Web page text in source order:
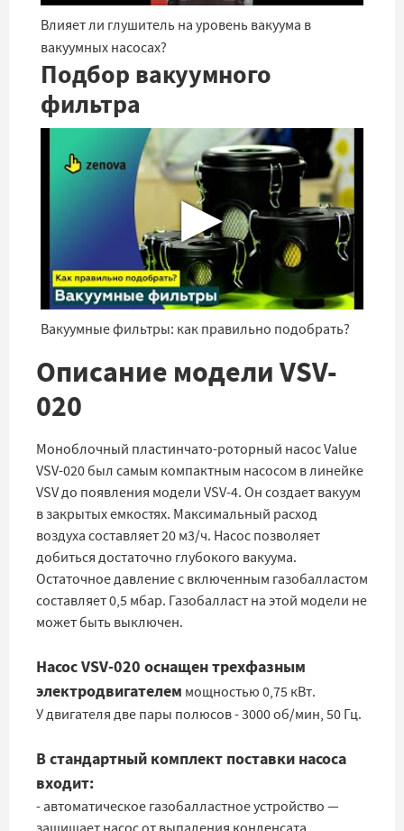
Влияет ли глушитель на уровень вакуума в
вакуумных насосах?
Подбор вакуумного
фильтра
▶
Вакуумные фильтры: как правильно подобрать?
Описание модели VSV-
020
Моноблочный пластинчато-роторный насос Value
VSV-020 был самым компактным насосом в линейке
VSV до появления модели VSV-4. Он создает вакуум
в закрытых емкостях. Максимальный расход
воздуха составляет 20 м3/ч. Насос позволяет
добиться достаточно глубокого вакуума.
Остаточное давление с включенным газобалластом
составляет 0,5 мбар. Газобалласт на этой модели не
может быть выключен.
Насос VSV-020 оснащен трехфазным
электродвигателем мощностью 0,75 кВт.
У двигателя две пары полюсов - 3000 об/мин, 50 Гц.
В стандартный комплект поставки насоса
входит:
- автоматическое газобалластное устройство —